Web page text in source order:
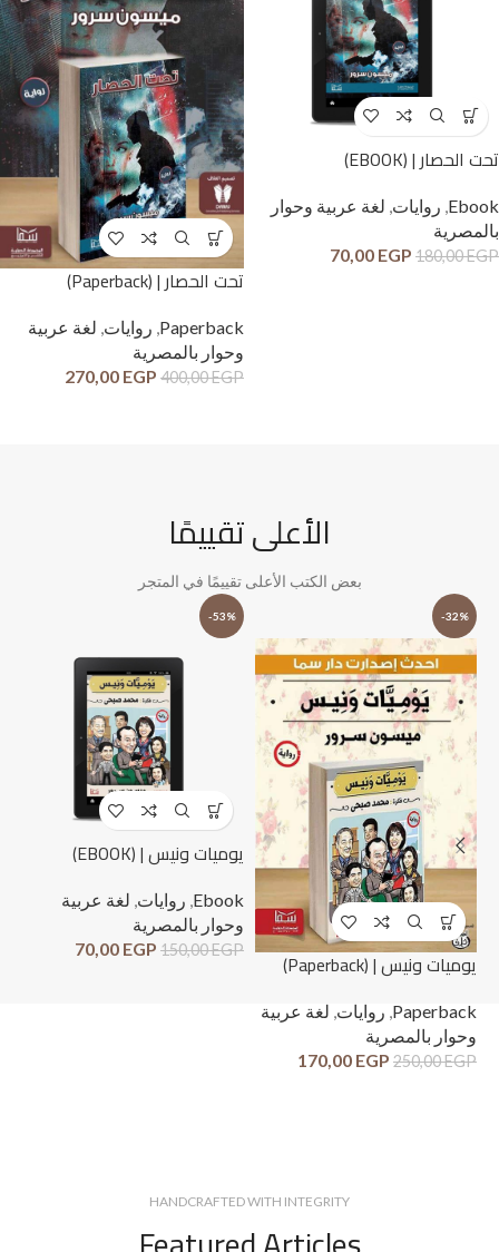
تحت الحصار | (EBOOK)
Ebook
, روايات, لغة عربية وحوار
بالمصرية
180,00EGP
70,00 EGP
تحت الحصار | (Paperback)
Paperback
, روايات, لغة عربية
وحوار بالمصرية
400,00EGP
270,00 EGP
الأعلى تقييمًا
بعض الكتب الأعلى تقييمًا في المتجر
-32%
يوميات ونيس | (Paperback)
Paperback
, روايات, لغة عربية
وحوار بالمصرية
250,00EGP
170,00 EGP
-53%
يوميات ونيس | (EBOOK)
Ebook
, روايات, لغة عربية
وحوار بالمصرية
150,00EGP
70,00 EGP
HANDCRAFTED WITH INTEGRITY